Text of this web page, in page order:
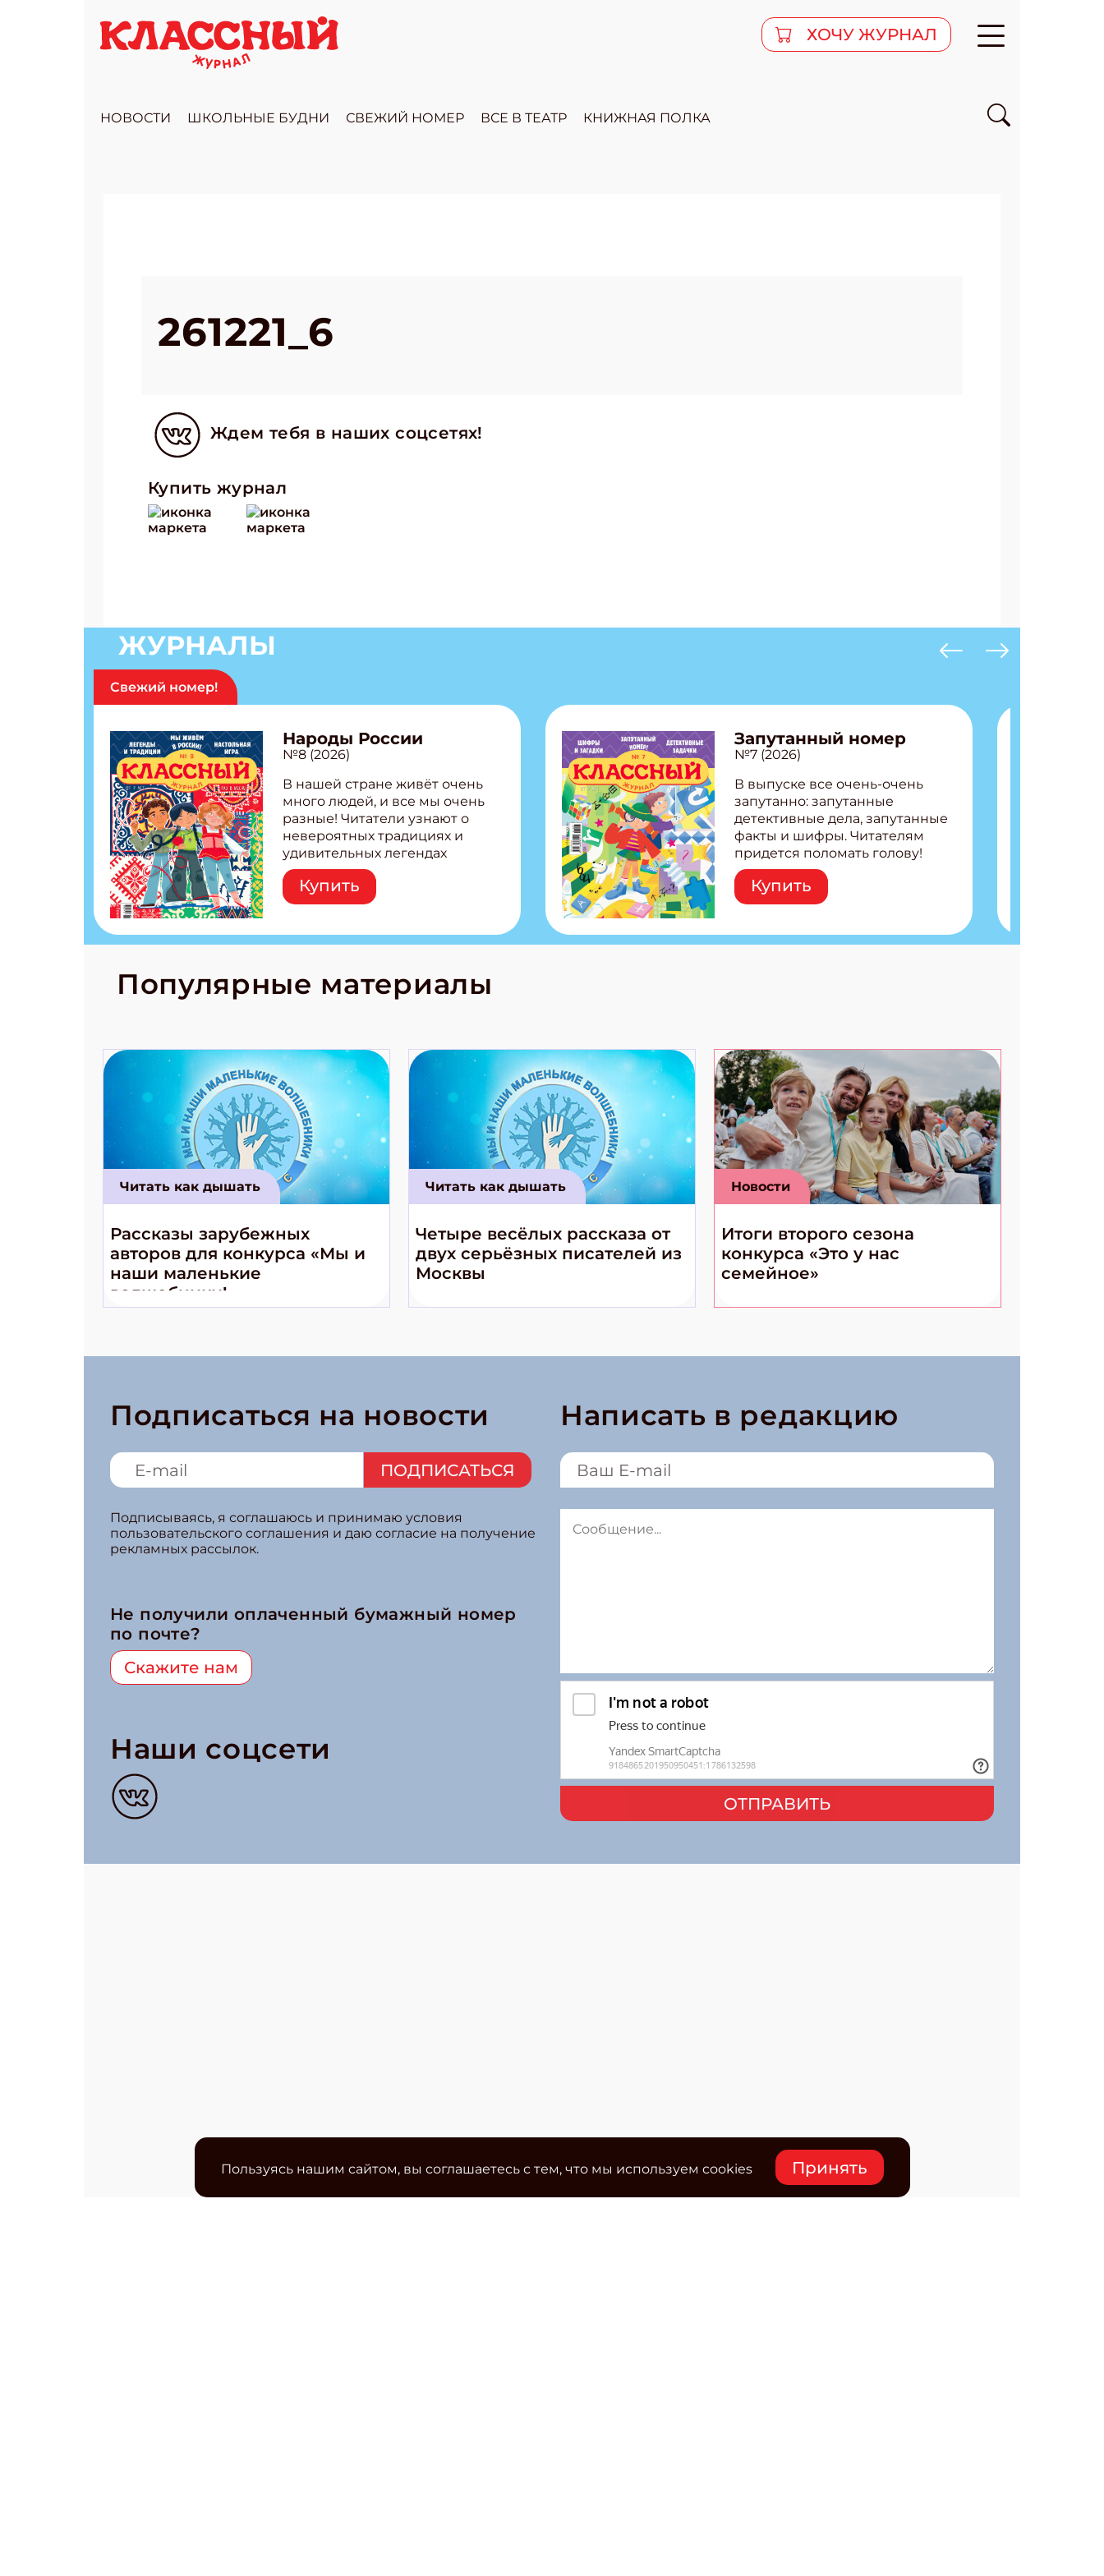
ХОЧУ ЖУРНАЛ
НОВОСТИ ШКОЛЬНЫЕ БУДНИ СВЕЖИЙ НОМЕР ВСЕ В ТЕАТР КНИЖНАЯ ПОЛКА
261221_6
Ждем тебя в наших соцсетях!
Купить журнал
ЖУРНАЛЫ
Свежий номер!
Народы России
№8 (2026)
В нашей стране живёт очень
много людей, и все мы очень
разные! Читатели узнают о
невероятных традициях и
удивительных легендах
народов России! Внутри:
Легенды татар, башкир и
бурятов Настольная игра
странные слова Традиционные
космические приключения!
Купить
Запутанный номер
№7 (2026)
В выпуске все очень-очень
запутанно: запутанные
детективные дела, запутанные
факты и шифры. Читателям
придется поломать голову!
Внутри: Шифры и
расшифровки Плетем
запутанные поделки
Ищем коды 3 комикса
Купить
Популярные материалы
Читать как дышать
Рассказы зарубежных
авторов для конкурса «Мы и
наши маленькие
волшебники!»
Читать как дышать
Четыре весёлых рассказа от
двух серьёзных писателей из
Москвы
Новости
Итоги второго сезона
конкурса «Это у нас
семейное»
Подписаться на новости
ПОДПИСАТЬСЯ
Подписываясь, я соглашаюсь и принимаю условия
пользовательского соглашения и даю согласие на получение
рекламных рассылок.
Не получили оплаченный бумажный номер
по почте?
Скажите нам
Наши соцсети
Написать в редакцию
ОТПРАВИТЬ
Пользуясь нашим сайтом, вы соглашаетесь с тем, что мы используем cookies Принять